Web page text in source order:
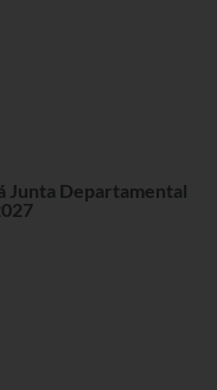
Junta Departamental